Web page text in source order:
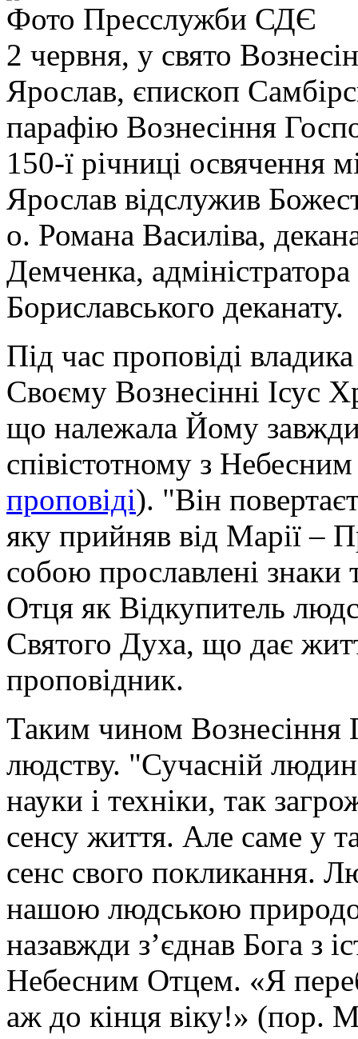
Фото Пресслужби СДЄ
2 червня, у свято
Ярослав, єпископ
парафію Вознесіння
150-ї річниці освячення
Ярослав відслужив
о. Романа Василіва,
Демченка,
Бориславського деканату.
Під час проповіді
Своєму Вознесінні Ісус
що належала Йому
співістотному з
проповіді). "Він
яку прийняв від Марії –
собою прославлені знаки
Отця як Відкупитель
Святого Духа, що дає
проповідник.
Таким чином Вознесіння
людству. "Сучасній
науки і техніки, так
сенсу життя. Але саме у
сенс свого покликання.
нашою людською
назавжди з’єднав Бога з
Небесним Отцем. «Я
аж до кінця віку!» (пор.